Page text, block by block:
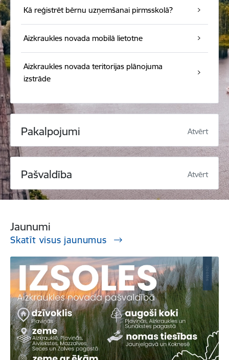
Kā reģistrēt bērnu uzņemšanai pirmsskolā?
Aizkraukles novada mobilā lietotne
Aizkraukles novada teritorijas plānojuma
izstrāde
Pakalpojumi Atvērt
Pašvaldība Atvērt
Jaunumi
Skatīt visus jaunumus